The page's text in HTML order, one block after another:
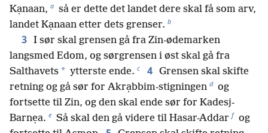
Kạnaan, a så er dette det landet dere skal få som arv,
landet Kạnaan etter dets grenser. b
3 I sør skal grensen gå fra Zin-ødemarken
langsmed Edom, og sørgrensen i øst skal gå fra
Salthavets * ytterste ende. c 4 Grensen skal skifte
retning og gå sør for Akrạbbim-stigningen d og
fortsette til Zin, og den skal ende sør for Kadesj-
Barnẹa. e Så skal den gå videre til Hasar-Addar f og